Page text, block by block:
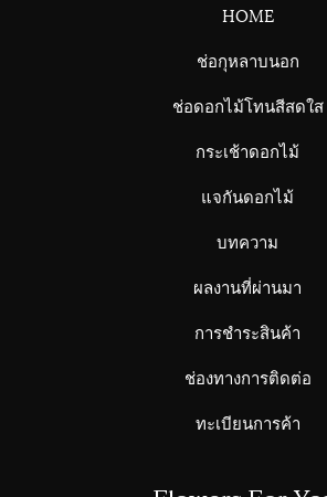
HOME
ช่อกุหลาบนอก
ช่อดอกไม้โทนสีสดใส
กระเช้าดอกไม้
แจกันดอกไม้
บทความ
ผลงานที่ผ่านมา
การชำระสินค้า
ช่องทางการติดต่อ
ทะเบียนการค้า